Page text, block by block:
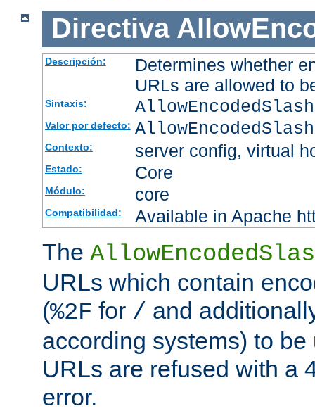
Directiva
Descripción:
Determines whether
URLs are allowed to
Sintaxis:
Valor por defecto:
Contexto: server config, virtual
Estado: Core
Módulo: core
Compatibilidad: Available in Apache
The
URLs which contain
(%2F for / and
according systems) to
URLs are refused with a
error.